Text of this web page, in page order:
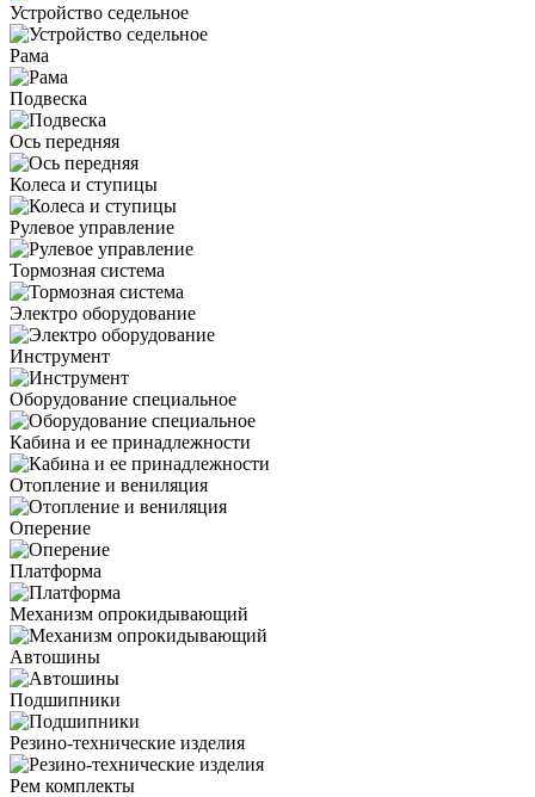
Устройство седельное
Рама
Подвеска
Ось передняя
Колеса и ступицы
Рулевое управление
Тормозная система
Электро оборудование
Инструмент
Оборудование специальное
Кабина и ее принадлежности
Отопление и вениляция
Оперение
Платформа
Механизм опрокидывающий
Автошины
Подшипники
Резино-технические изделия
Рем комплекты